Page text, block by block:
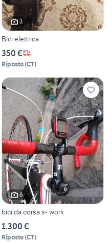
3
Bici elettrica
350 €
Riposto(CT)
6
bici da corsa s- work
1.300 €
Riposto(CT)